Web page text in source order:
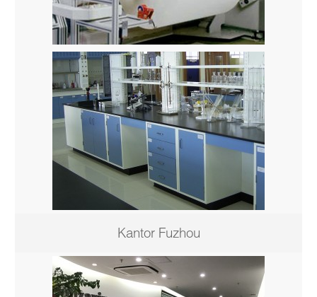
Kantor Fuzhou